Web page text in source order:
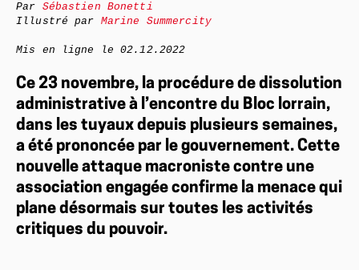
Ce 23 novembre, la procédure de dissolution
administrative à l’encontre du Bloc lorrain,
dans les tuyaux depuis plusieurs semaines,
a été prononcée par le gouvernement. Cette
nouvelle attaque macroniste contre une
association engagée confirme la menace qui
plane désormais sur toutes les activités
critiques du pouvoir.
Par Sébastien Bonetti
Illustré par Marine Summercity
Mis en ligne le02.12.2022